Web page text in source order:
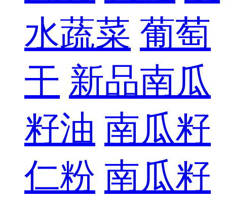
水蔬菜 葡萄
干 新品南瓜
籽油 南瓜籽
仁粉 南瓜籽